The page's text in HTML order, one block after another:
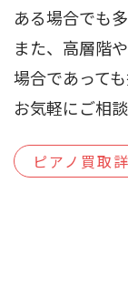
ある場合でも
また、高層階
場合であっても
お気軽にご相
ピアノ買取